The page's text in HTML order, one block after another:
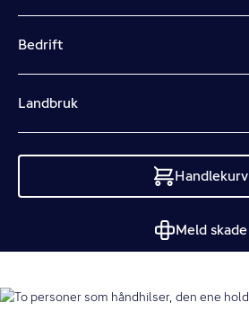
Bedrift
Landbruk
Handlekurv
Tom
Meld skade